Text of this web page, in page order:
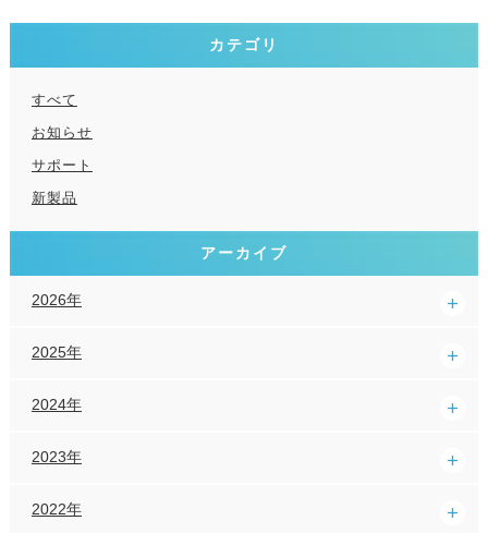
カテゴリ
すべて
お知らせ
サポート
新製品
アーカイブ
2026年
2025年
2024年
2023年
2022年